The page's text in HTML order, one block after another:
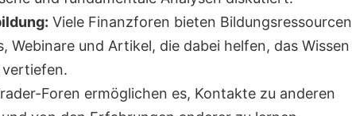
Viele Finanzforen bieten Bildungsressourcen
Webinare und Artikel, die dabei helfen, das Wissen
vertiefen.
Foren ermöglichen es, Kontakte zu anderen